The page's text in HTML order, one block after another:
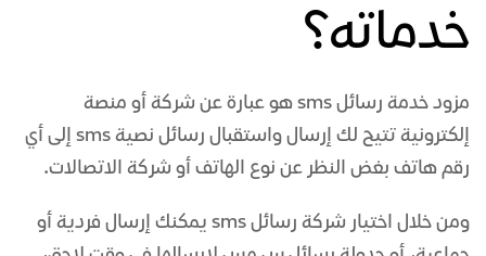
خدماته؟
مزود خدمة رسائل sms
هو عبارة عن شركة أو منصة
إلكترونية تتيح لك إرسال واستقبال رسائل نصية sms
إلى أي
رقم هاتف بغض النظر عن نوع الهاتف أو شركة الاتصالات.
ومن خلال اختيار شركة رسائل sms
يمكنك إرسال فردية أو